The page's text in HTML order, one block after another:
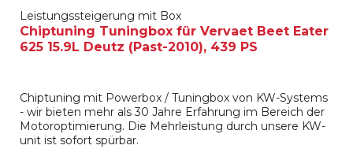
Leistungssteigerung mit Box
Chiptuning Tuningbox für Vervaet Beet Eater
625 15.9L Deutz (Past-2010), 439 PS
Chiptuning mit Powerbox / Tuningbox von KW-Systems
- wir bieten mehr als 30 Jahre Erfahrung im Bereich der
Motoroptimierung. Die Mehrleistung durch unsere KW-
unit ist sofort spürbar.